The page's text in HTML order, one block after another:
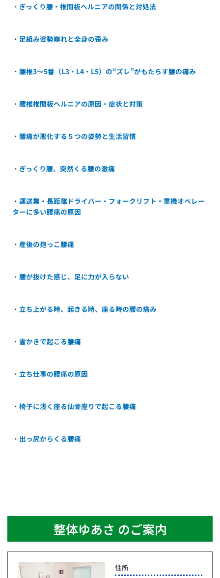
・ ぎっくり腰・椎間板ヘルニアの関係と対処法
・ 足組み姿勢崩れと全身の歪み
・ 腰椎3〜5番（L3・L4・L5）の“ズレ”がもたらす腰の痛み
・ 腰椎椎間板ヘルニアの原因・症状と対策
・ 腰痛が悪化する５つの姿勢と生活習慣
・ ぎっくり腰、突然くる腰の激痛
・ 運送業・長距離ドライバー・フォークリフト・重機オペレー
ターに多い腰痛の原因
・ 産後の抱っこ腰痛
・ 腰が抜けた感じ、足に力が入らない
・ 立ち上がる時、起きる時、座る時の腰の痛み
・ 雪かきで起こる腰痛
・ 立ち仕事の腰痛の原因
・ 椅子に浅く座る仙骨座りで起こる腰痛
・ 出っ尻からくる腰痛
整体ゆあさ のご案内
住所